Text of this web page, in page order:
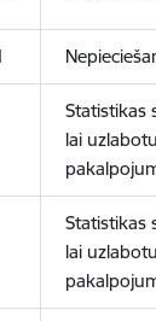
Statistikas
lai
Statistikas
lai